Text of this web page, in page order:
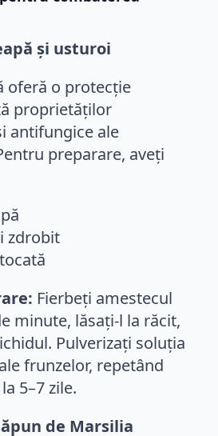
și usturoi
oferă o protecție
proprietăților
antifungice ale
preparare, aveți
zdrobit
Fierbeți amestecul
minute, lăsați-l la răcit,
Pulverizați soluția
frunzelor, repetând
5–7 zile.
de Marsilia